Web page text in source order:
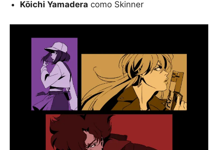
Kōichi Yamadera como Skinner